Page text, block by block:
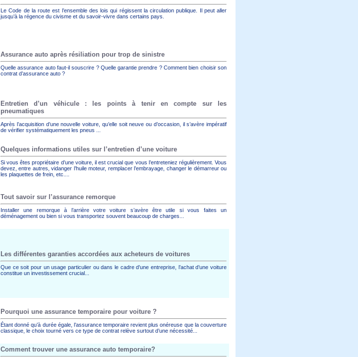
Le Code de la route est l’ensemble des lois qui régissent la circulation publique. Il peut aller
jusqu’à la régence du civisme et du savoir-vivre dans certains pays.
Assurance auto après résiliation pour trop de sinistre
Quelle assurance auto faut-il souscrire ? Quelle garantie prendre ? Comment bien choisir son
contrat d’assurance auto ?
Entretien d’un véhicule : les points à tenir en compte sur les
pneumatiques
Après l’acquisition d’une nouvelle voiture, qu’elle soit neuve ou d’occasion, il s’avère impératif
de vérifier systématiquement les pneus ...
Quelques informations utiles sur l’entretien d’une voiture
Si vous êtes propriétaire d’une voiture, il est crucial que vous l’entreteniez régulièrement. Vous
devez, entre autres, vidanger l’huile moteur, remplacer l’embrayage, changer le démarreur ou
les plaquettes de frein, etc....
Tout savoir sur l’assurance remorque
Installer une remorque à l’arrière votre voiture s’avère être utile si vous faites un
déménagement ou bien si vous transportez souvent beaucoup de charges...
Les différentes garanties accordées aux acheteurs de voitures
Que ce soit pour un usage particulier ou dans le cadre d’une entreprise, l’achat d’une voiture
constitue un investissement crucial...
Pourquoi une assurance temporaire pour voiture ?
Étant donné qu’à durée égale, l’assurance temporaire revient plus onéreuse que la couverture
classique, le choix tourné vers ce type de contrat relève surtout d’une nécessité...
Comment trouver une assurance auto temporaire?